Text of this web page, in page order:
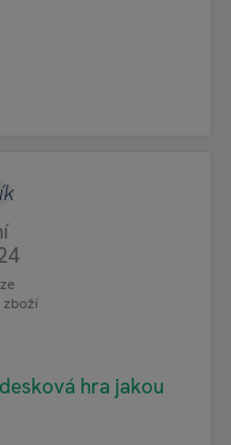
zboží
hra jakou